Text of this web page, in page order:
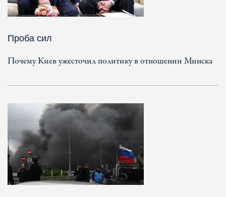
Проба сил
Почему Киев ужесточил политику в отношении Минска